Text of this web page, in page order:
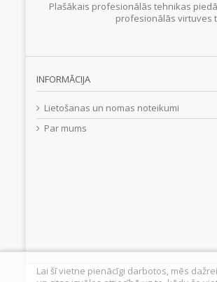
Plašākais profesionālās tehnikas
profesionālās virtuves
INFORMĀCIJA
Lietošanas un nomas noteikumi
Par mums
Lai šī vietne pienācīgi darbotos, mēs